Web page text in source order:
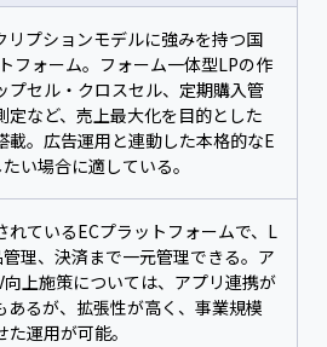
リプションモデルに強みを持つ国
フォーム。フォーム一体型LPの作
プセル・クロスセル、定期購入管
定など、売上最大化を目的とした
載。広告運用と連動した本格的なE
い場合に適している。
れているECプラットフォームで、L
理、決済まで一元管理できる。ア
向上施策については、アプリ連携が
あるが、拡張性が高く、事業規模
運用が可能。